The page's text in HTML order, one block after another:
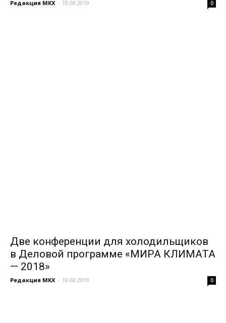
Редакция МКХ - 18.08.2019 0
Две конференции для холодильщиков
в Деловой программе «МИРА КЛИМАТА
— 2018»
Редакция МКХ - 18.08.2019 0